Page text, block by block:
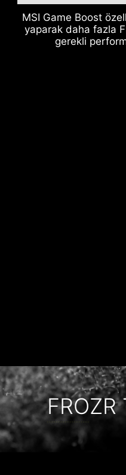
MSI Game Boost
yaparak daha fazla
gerekli
FROZR